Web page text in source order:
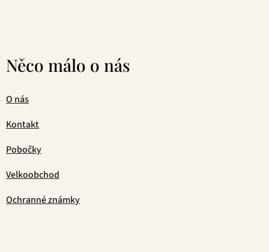
Něco málo o nás
O nás
Kontakt
Pobočky
Velkoobchod
Ochranné známky